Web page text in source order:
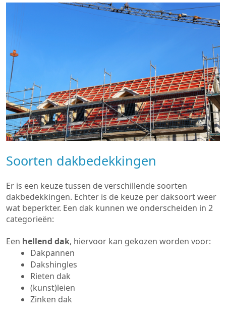
Soorten dakbedekkingen
Er is een keuze tussen de verschillende soorten
dakbedekkingen. Echter is de keuze per daksoort weer
wat beperkter. Een dak kunnen we onderscheiden in 2
categorieën:
Een hellend dak, hiervoor kan gekozen worden voor:
Dakpannen
Dakshingles
Rieten dak
(kunst)leien
Zinken dak